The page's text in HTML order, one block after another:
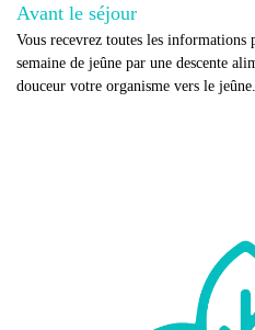
Avant le séjour
Vous recevrez toutes les informations
semaine de jeûne par une descente
douceur votre organisme vers le jeûne.